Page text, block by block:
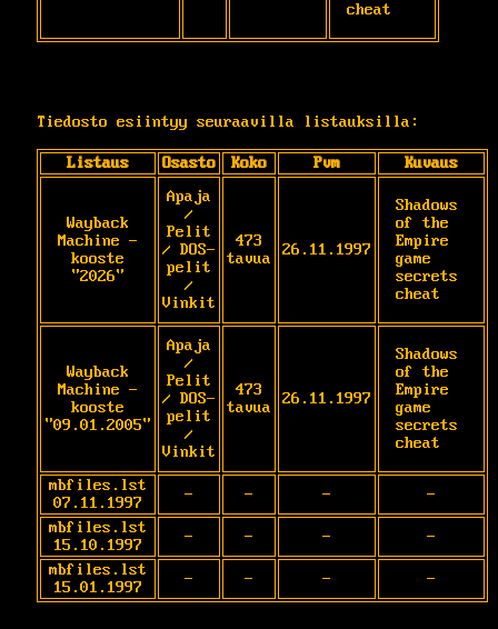
cheat
Tiedosto esiintyy seuraavilla listauksilla:
Listaus Osasto Koko Pvm Kuvaus
Wayback
Machine -
kooste
"2026"
Apaja
/
Pelit
/ DOS-
pelit
/
Vinkit
473
tavua
26.11.1997
Shadows
of the
Empire
game
secrets
cheat
Wayback
Machine -
kooste
"09.01.2005"
Apaja
/
Pelit
/ DOS-
pelit
/
Vinkit
473
tavua
26.11.1997
Shadows
of the
Empire
game
secrets
cheat
mbfiles.lst
07.11.1997
- - -
-
mbfiles.lst
15.10.1997
- - -
-
mbfiles.lst
15.01.1997
- - - -